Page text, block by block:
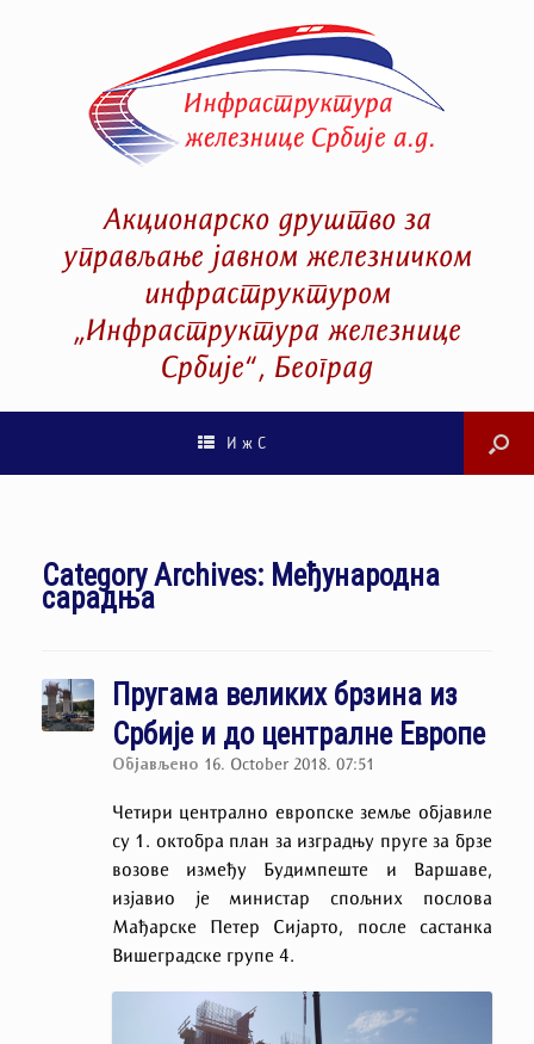
Акционарско друштво за
управљање јавном железничком
инфраструктуром
„Инфраструктура железнице
Србије“, Београд
И ж С
Category Archives: Међународна
сарадња
Пругама великих брзина из
Србије и до централне Европе
Објављено 16. October 2018. 07:51
Четири централно европске земље објавиле
су 1. октобра план за изградњу пруге за брзе
возове између Будимпеште и Варшаве,
изјавио је министар спољних послова
Мађарске Петер Сијарто, после састанка
Вишеградске групе 4.